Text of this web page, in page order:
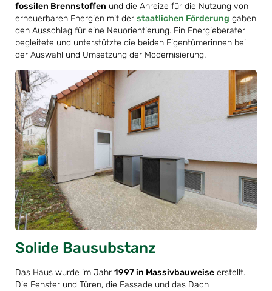
fossilen Brennstoffen und die Anreize für die Nutzung von
erneuerbaren Energien mit der staatlichen Förderung gaben
den Ausschlag für eine Neuorientierung. Ein Energieberater
begleitete und unterstützte die beiden Eigentümerinnen bei
der Auswahl und Umsetzung der Modernisierung.
Solide Bausubstanz
Das Haus wurde im Jahr 1997 in Massivbauweise erstellt.
Die Fenster und Türen, die Fassade und das Dach